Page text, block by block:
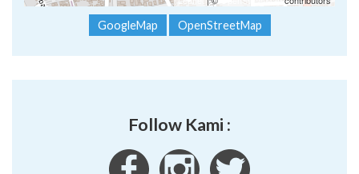
Leaflet | ©OpenStreetMapcontributors
GoogleMap OpenStreetMap
Follow Kami :